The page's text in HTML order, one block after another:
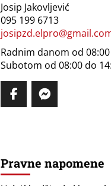
Josip Jakovljević
095 199 6713
Radnim danom od
Subotom od 08:00 do
Pravne napomene